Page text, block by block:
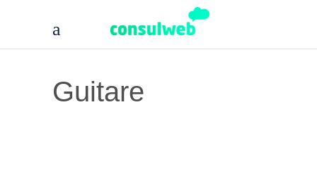
Guitare